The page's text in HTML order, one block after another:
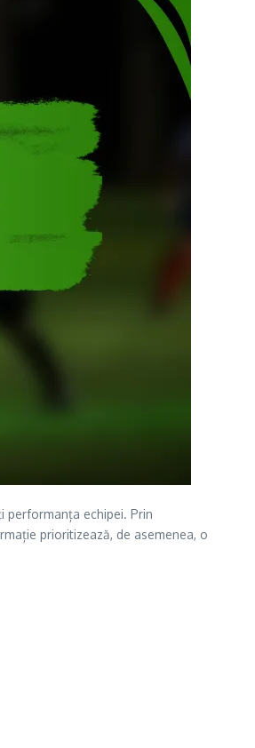
performanța echipei. Prin
prioritizează, de asemenea, o